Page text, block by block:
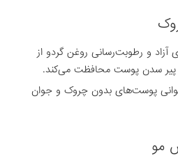
آزاد و رطوبت‌رسانی روغن گردو از
پیر سدن پوست محافظت می‌کند.
جوانی پوست‌های بدون چروک و جوان